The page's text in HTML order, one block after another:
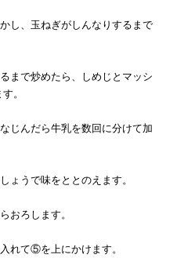
し、玉ねぎがしんなりするまで
まで炒めたら、しめじとマッシ
。
じんだら牛乳を数回に分けて加
ょうで味をととのえます。
おろします。
れて⑤を上にかけます。